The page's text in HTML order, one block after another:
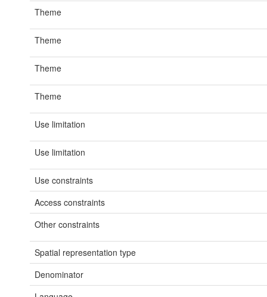
Theme
Theme
Theme
Theme
Use limitation
Use limitation
Use constraints
Access constraints
Other constraints
Spatial representation type
Denominator